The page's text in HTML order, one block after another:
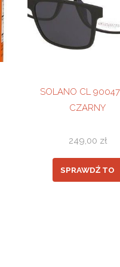
SOLANO CL
CZARNY
249,00 zł
SPRAWDŹ TO